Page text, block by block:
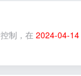
制，在 2024-04-14